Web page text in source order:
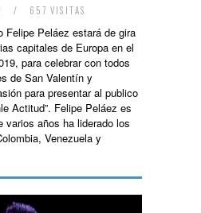
/ 657 VISITAS
Felipe Peláez estará de gira
capitales de Europa en el
para celebrar con todos
de San Valentín y
para presentar al publico
Actitud”. Felipe Peláez es
varios años ha liderado los
Venezuela y